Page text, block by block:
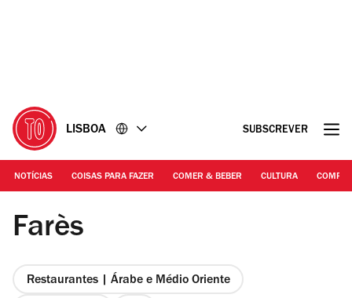
LISBOA SUBSCREVER
NOTÍCIAS COISAS PARA FAZER COMER & BEBER CULTURA
© Manuel Manso
Farès
Restaurantes | Árabe e Médio Oriente